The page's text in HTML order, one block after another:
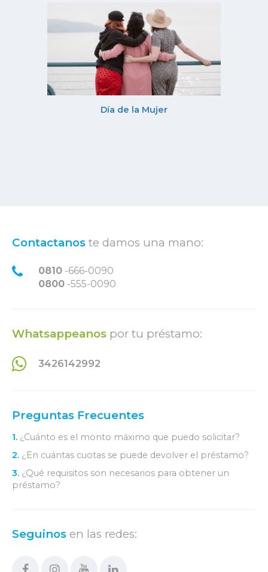
Día de la Mujer
Contactanos te damos una mano:
0810 -666-0090
0800 -555-0090
Whatsappeanos por tu préstamo:
3426142992
Preguntas Frecuentes
1. ¿Cuánto es el monto máximo que puedo solicitar?
2. ¿En cuántas cuotas se puede devolver el préstamo?
3. ¿Qué requisitos son necesarios para obtener un
préstamo?
Seguinos en las redes: